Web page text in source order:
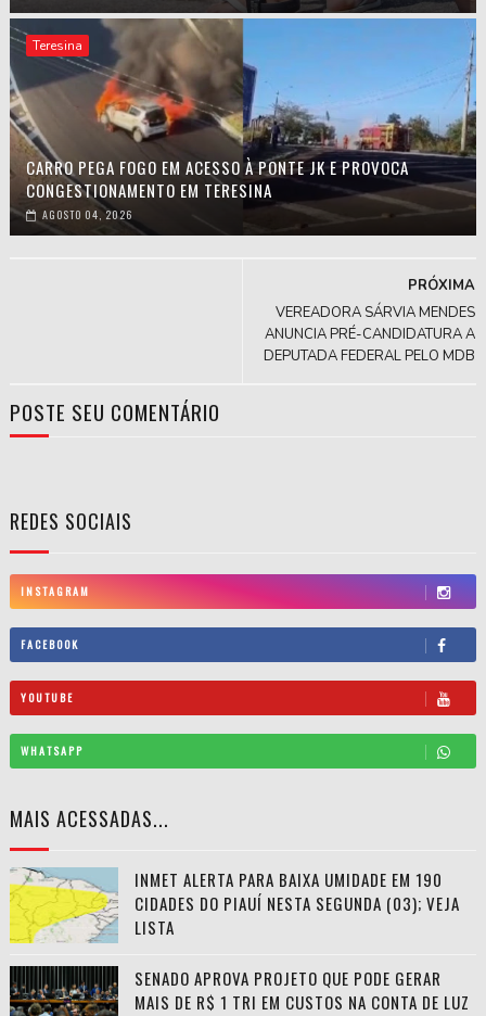
Teresina
CARRO PEGA FOGO EM ACESSO À PONTE JK E PROVOCA
CONGESTIONAMENTO EM TERESINA
AGOSTO 04, 2026
PRÓXIMA
VEREADORA SÁRVIA MENDES
ANUNCIA PRÉ-CANDIDATURA A
DEPUTADA FEDERAL PELO MDB
POSTE SEU COMENTÁRIO
REDES SOCIAIS
INSTAGRAM
FACEBOOK
YOUTUBE
WHATSAPP
MAIS ACESSADAS...
INMET ALERTA PARA BAIXA UMIDADE EM 190
CIDADES DO PIAUÍ NESTA SEGUNDA (03); VEJA
LISTA
SENADO APROVA PROJETO QUE PODE GERAR
MAIS DE R$ 1 TRI EM CUSTOS NA CONTA DE LUZ